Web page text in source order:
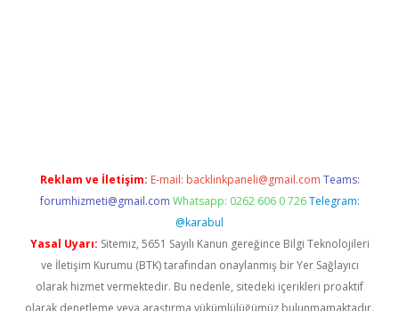
Reklam ve İletişim: E-mail: backlinkpaneli@gmail.com Teams:
forumhizmeti@gmail.com Whatsapp: 0262 606 0 726 Telegram:
@karabul
Yasal Uyarı: Sitemiz, 5651 Sayılı Kanun gereğince Bilgi Teknolojileri
ve İletişim Kurumu (BTK) tarafından onaylanmış bir Yer Sağlayıcı
olarak hizmet vermektedir. Bu nedenle, sitedeki içerikleri proaktif
olarak denetleme veya araştırma yükümlülüğümüz bulunmamaktadır.